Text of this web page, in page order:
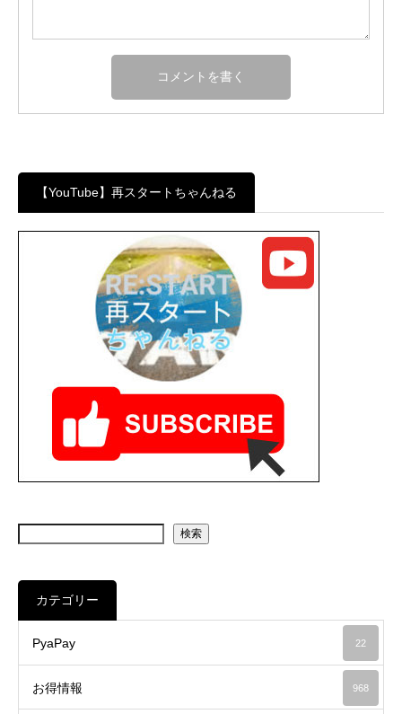
【YouTube】再スタートちゃんねる
検索
カテゴリー
PyaPay 22
お得情報 968